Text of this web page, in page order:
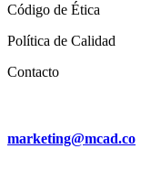
Código de Ética
Política de Calidad
Contacto
marketing@mcad.co